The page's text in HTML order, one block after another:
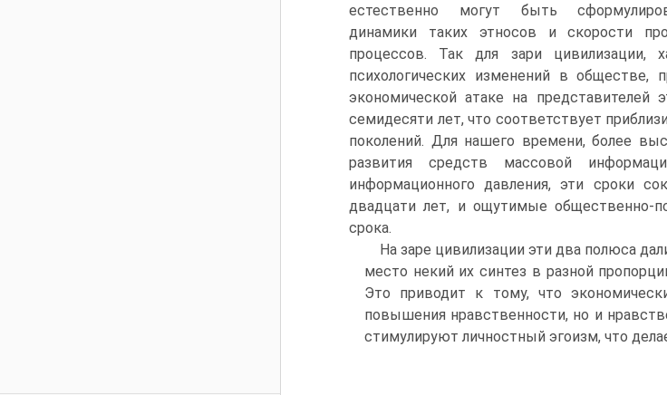
естественно могут быть
динамики таких этносов и скорости
процессов. Так для зари цивилизации,
психологических изменений в обществе,
экономической атаке на представителей
семидесяти лет, что соответствует
поколений. Для нашего времени, более
развития средств массовой
информационного давления, эти сроки
двадцати лет, и ощутимые общественно-
срока.
На заре цивилизации эти два полюса
место некий их синтез в разной
Это приводит к тому, что
повышения нравственности, но и
стимулируют личностный эгоизм, что